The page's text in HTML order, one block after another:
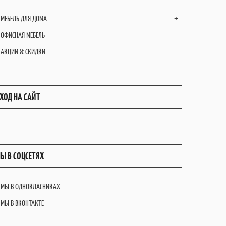
+
МЕБЕЛЬ ДЛЯ ДОМА
ОФИСНАЯ МЕБЕЛЬ
АКЦИИ & СКИДКИ
НА САЙТ
В СОЦСЕТЯХ
МЫ В ОДНОКЛАСНИКАХ
МЫ В ВКОНТАКТЕ